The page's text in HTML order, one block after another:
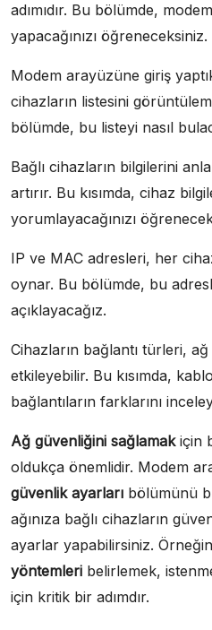
adımıdır. Bu bölümde,
yapacağınızı öğreneceksiniz.
Modem arayüzüne giriş
cihazların listesini
bölümde, bu listeyi nasıl
Bağlı cihazların bilgilerini
artırır. Bu kısımda, cihaz
yorumlayacağınızı
IP ve MAC adresleri, her
oynar. Bu bölümde, bu
açıklayacağız.
Cihazların bağlantı türleri, ağ
etkileyebilir. Bu kısımda,
bağlantıların farklarını
Ağ güvenliğini sağlamakiçin
oldukça önemlidir. Modem
güvenlik ayarları bölümünü
ağınıza bağlı cihazların
ayarlar yapabilirsiniz.
yöntemleri belirlemek,
için kritik bir adımdır.